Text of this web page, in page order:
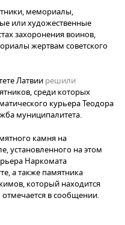
мемориалы,
или художественные
захоронения воинов,
жертвам советского
Латвии решили
среди которых
курьера Теодора
муниципалитета.
камня на
установленного на этом
Наркомата
а также памятника
который находится
в сообщении.